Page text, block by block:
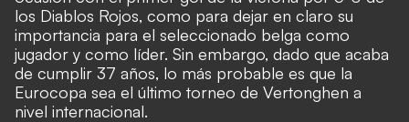
los Diablos Rojos, como para dejar en claro su
importancia para el seleccionado belga como
jugador y como líder. Sin embargo, dado que acaba
de cumplir 37 años, lo más probable es que la
Eurocopa sea el último torneo de Vertonghen a
nivel internacional.